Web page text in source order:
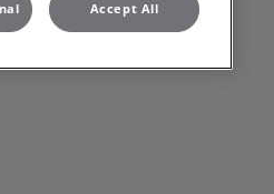
Accept All